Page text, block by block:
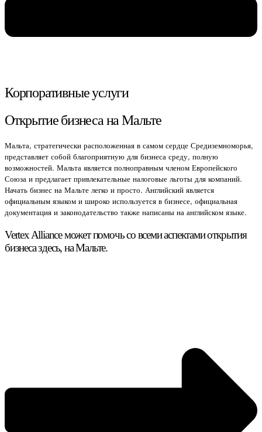
Корпоративные услуги
Открытие бизнеса на Мальте
Мальта, стратегически расположенная в самом сердце Средиземноморья,
представляет собой благоприятную для бизнеса среду, полную
возможностей. Мальта является полноправным членом Европейского
Союза и предлагает привлекательные налоговые льготы для компаний.
Начать бизнес на Мальте легко и просто. Английский является
официальным языком и широко используется в бизнесе, официальная
документация и законодательство также написаны на английском языке.
Vertex Alliance может помочь со всеми аспектами открытия
бизнеса здесь, на Мальте.